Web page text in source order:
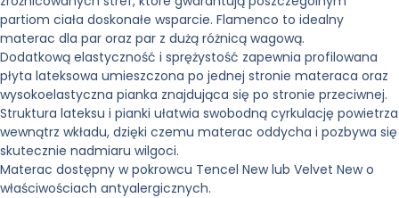
partiom ciała doskonałe wsparcie. Flamenco to idealny
materac dla par oraz par z dużą różnicą wagową.
Dodatkową elastyczność i sprężystość zapewnia profilowana
płyta lateksowa umieszczona po jednej stronie materaca oraz
wysokoelastyczna pianka znajdująca się po stronie przeciwnej.
Struktura lateksu i pianki ułatwia swobodną cyrkulację powietrza
wewnątrz wkładu, dzięki czemu materac oddycha i pozbywa się
skutecznie nadmiaru wilgoci.
Materac dostępny w pokrowcu Tencel New lub Velvet New o
właściwościach antyalergicznych.